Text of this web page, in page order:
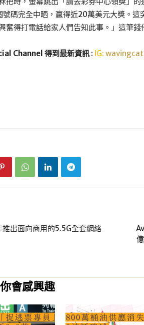
號碼完全中晒，贏得近20萬美元大獎。
奮得打電話給家人們告知此事。」這筆
Channel 得到最新資訊 : IG:
出面向商用的5.5G全套網絡
你會感興趣